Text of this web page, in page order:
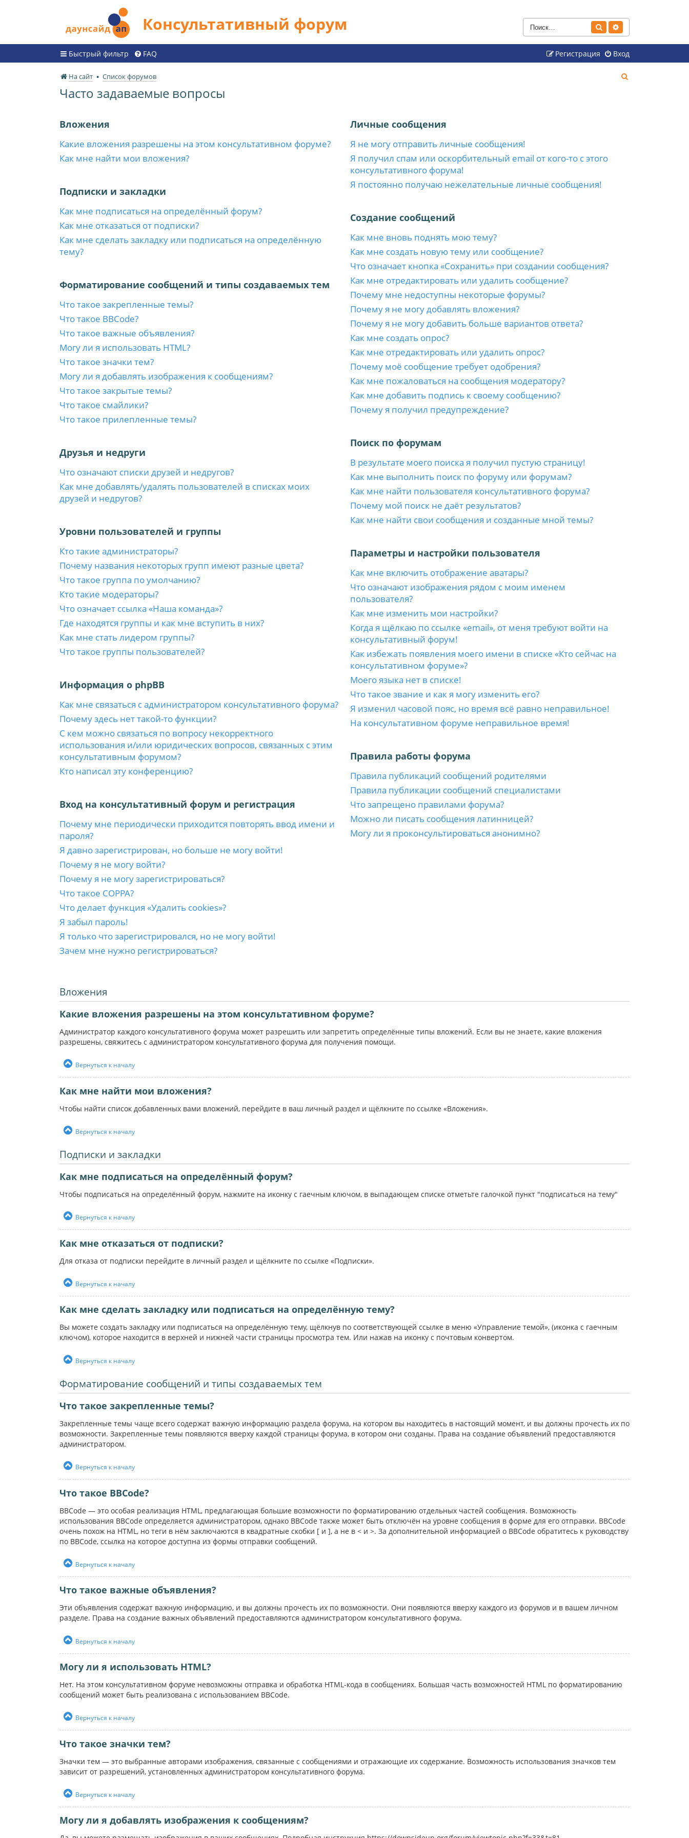
Консультативный форум Поиск
Быстрый фильтр FAQ Вход
Регистрация
На сайт Список форумов
Часто задаваемые вопросы
Вложения
Какие вложения разрешены на этом консультативном форуме?
Как мне найти мои вложения?
Подписки и закладки
Как мне подписаться на определённый форум?
Как мне отказаться от подписки?
Как мне сделать закладку или подписаться на определённую
тему?
Форматирование сообщений и типы создаваемых тем
Что такое закрепленные темы?
Что такое BBCode?
Что такое важные объявления?
Могу ли я использовать HTML?
Что такое значки тем?
Могу ли я добавлять изображения к сообщениям?
Что такое закрытые темы?
Что такое смайлики?
Что такое прилепленные темы?
Друзья и недруги
Что означают списки друзей и недругов?
Как мне добавлять/удалять пользователей в списках моих
друзей и недругов?
Уровни пользователей и группы
Кто такие администраторы?
Почему названия некоторых групп имеют разные цвета?
Что такое группа по умолчанию?
Кто такие модераторы?
Что означает ссылка «Наша команда»?
Где находятся группы и как мне вступить в них?
Как мне стать лидером группы?
Что такое группы пользователей?
Информация о phpBB
Как мне связаться с администратором консультативного форума?
Почему здесь нет такой-то функции?
С кем можно связаться по вопросу некорректного
использования и/или юридических вопросов, связанных с этим
консультативным форумом?
Кто написал эту конференцию?
Вход на консультативный форум и регистрация
Почему мне периодически приходится повторять ввод имени и
пароля?
Я давно зарегистрирован, но больше не могу войти!
Почему я не могу войти?
Почему я не могу зарегистрироваться?
Что такое COPPA?
Что делает функция «Удалить cookies»?
Я забыл пароль!
Я только что зарегистрировался, но не могу войти!
Зачем мне нужно регистрироваться?
Личные сообщения
Я не могу отправить личные сообщения!
Я получил спам или оскорбительный email от кого-то с этого
консультативного форума!
Я постоянно получаю нежелательные личные сообщения!
Создание сообщений
Как мне вновь поднять мою тему?
Как мне создать новую тему или сообщение?
Что означает кнопка «Сохранить» при создании сообщения?
Как мне отредактировать или удалить сообщение?
Почему мне недоступны некоторые форумы?
Почему я не могу добавлять вложения?
Почему я не могу добавить больше вариантов ответа?
Как мне создать опрос?
Как мне отредактировать или удалить опрос?
Почему моё сообщение требует одобрения?
Как мне пожаловаться на сообщения модератору?
Как мне добавить подпись к своему сообщению?
Почему я получил предупреждение?
Поиск по форумам
В результате моего поиска я получил пустую страницу!
Как мне выполнить поиск по форуму или форумам?
Как мне найти пользователя консультативного форума?
Почему мой поиск не даёт результатов?
Как мне найти свои сообщения и созданные мной темы?
Параметры и настройки пользователя
Как мне включить отображение аватары?
Что означают изображения рядом с моим именем
пользователя?
Как мне изменить мои настройки?
Когда я щёлкаю по ссылке «email», от меня требуют войти на
консультативный форум!
Как избежать появления моего имени в списке «Кто сейчас на
консультативном форуме»?
Моего языка нет в списке!
Что такое звание и как я могу изменить его?
Я изменил часовой пояс, но время всё равно неправильное!
На консультативном форуме неправильное время!
Правила работы форума
Правила публикаций сообщений родителями
Правила публикации сообщений специалистами
Что запрещено правилами форума?
Можно ли писать сообщения латинницей?
Могу ли я проконсультироваться анонимно?
Вложения
Какие вложения разрешены на этом консультативном форуме?
Администратор каждого консультативного форума может разрешить или запретить определённые типы вложений. Если вы не знаете, какие вложения
разрешены, свяжитесь с администратором консультативного форума для получения помощи.
Вернуться к началу
Как мне найти мои вложения?
Чтобы найти список добавленных вами вложений, перейдите в ваш личный раздел и щёлкните по ссылке «Вложения».
Вернуться к началу
Подписки и закладки
Как мне подписаться на определённый форум?
Чтобы подписаться на определённый форум, нажмите на иконку с гаечным ключом, в выпадающем списке отметьте галочкой пункт "подписаться на тему"
Вернуться к началу
Как мне отказаться от подписки?
Для отказа от подписки перейдите в личный раздел и щёлкните по ссылке «Подписки».
Вернуться к началу
Как мне сделать закладку или подписаться на определённую тему?
Вы можете создать закладку или подписаться на определённую тему, щёлкнув по соответствующей ссылке в меню «Управление темой», (иконка с гаечным
ключом), которое находится в верхней и нижней части страницы просмотра тем. Или нажав на иконку с почтовым конвертом.
Вернуться к началу
Форматирование сообщений и типы создаваемых тем
Что такое закрепленные темы?
Закрепленные темы чаще всего содержат важную информацию раздела форума, на котором вы находитесь в настоящий момент, и вы должны прочесть их по
возможности. Закрепленные темы появляются вверху каждой страницы форума, в котором они созданы. Права на создание объявлений предоставляются
администратором.
Вернуться к началу
Что такое BBCode?
BBCode — это особая реализация HTML, предлагающая большие возможности по форматированию отдельных частей сообщения. Возможность
использования BBCode определяется администратором, однако BBCode также может быть отключён на уровне сообщения в форме для его отправки. BBCode
очень похож на HTML, но теги в нём заключаются в квадратные скобки [ и ], а не в < и >. За дополнительной информацией о BBCode обратитесь к руководству
по BBCode, ссылка на которое доступна из формы отправки сообщений.
Вернуться к началу
Что такое важные объявления?
Эти объявления содержат важную информацию, и вы должны прочесть их по возможности. Они появляются вверху каждого из форумов и в вашем личном
разделе. Права на создание важных объявлений предоставляются администратором консультативного форума.
Вернуться к началу
Могу ли я использовать HTML?
Нет. На этом консультативном форуме невозможны отправка и обработка HTML-кода в сообщениях. Большая часть возможностей HTML по форматированию
сообщений может быть реализована с использованием BBCode.
Вернуться к началу
Что такое значки тем?
Значки тем — это выбранные авторами изображения, связанные с сообщениями и отражающие их содержание. Возможность использования значков тем
зависит от разрешений, установленных администратором консультативного форума.
Вернуться к началу
Могу ли я добавлять изображения к сообщениям?